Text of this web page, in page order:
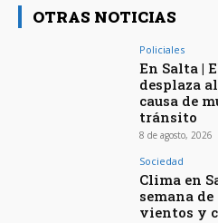
OTRAS NOTICIAS
Policiales
En Salta |
desplaza
causa de
tránsito
8 de agosto, 2026
Sociedad
Clima en
semana
vientos y